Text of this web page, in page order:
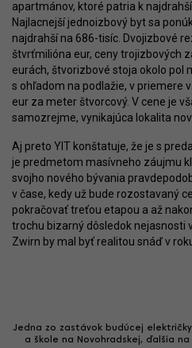
apartmánov, ktoré patria k
Najlacnejší jednoizbový byt sa
najdrahší na 686-tisíc. Dvojizbové
štvrťmilióna eur, ceny trojizbových
eurách, štvorizbové stoja okolo pol
s ohľadom na podlažie, v priemere
eur za meter štvorcový. V cene je
samozrejme, vynikajúca lokalita
Aj preto YIT konštatuje, že je s
je predmetom masívneho záujmu
svojho nového bývania
v čase, kedy už bude rozostavaný
pokračovať treťou etapou a až
trochu bizarný dôsledok nejasnosti
Zwirn by mal byť realitou snáď v
Jedna zo zastávok budúcej
a škole na Novohradskej, ďalšia na